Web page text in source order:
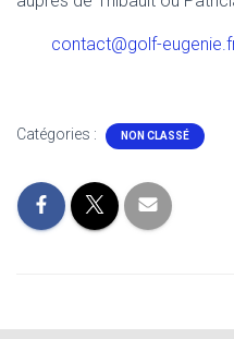
contact@golf-
Catégories : NON CLASSÉ